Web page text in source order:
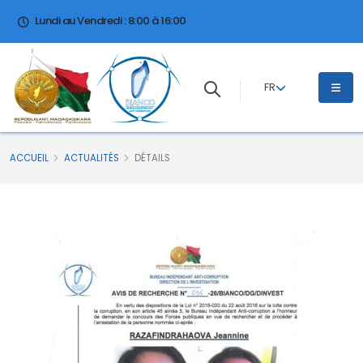
Lundi au Vendredi : 8:00 à 16:00
FR
ACCUEIL ACTUALITÉS DÉTAILS